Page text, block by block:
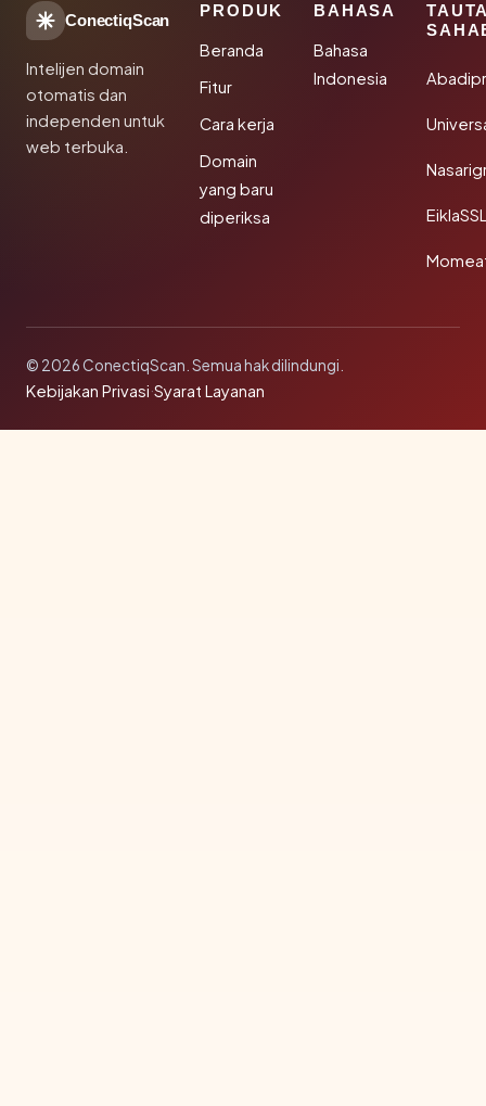
ConectiqScan
Intelijen domain
otomatis dan
independen untuk
web terbuka.
PRODUK
Beranda
Fitur
Cara kerja
Domain
yang baru
diperiksa
BAHASA
Bahasa
Indonesia
© 2026 ConectiqScan. Semua hak dilindungi.
Kebijakan Privasi·Syarat Layanan